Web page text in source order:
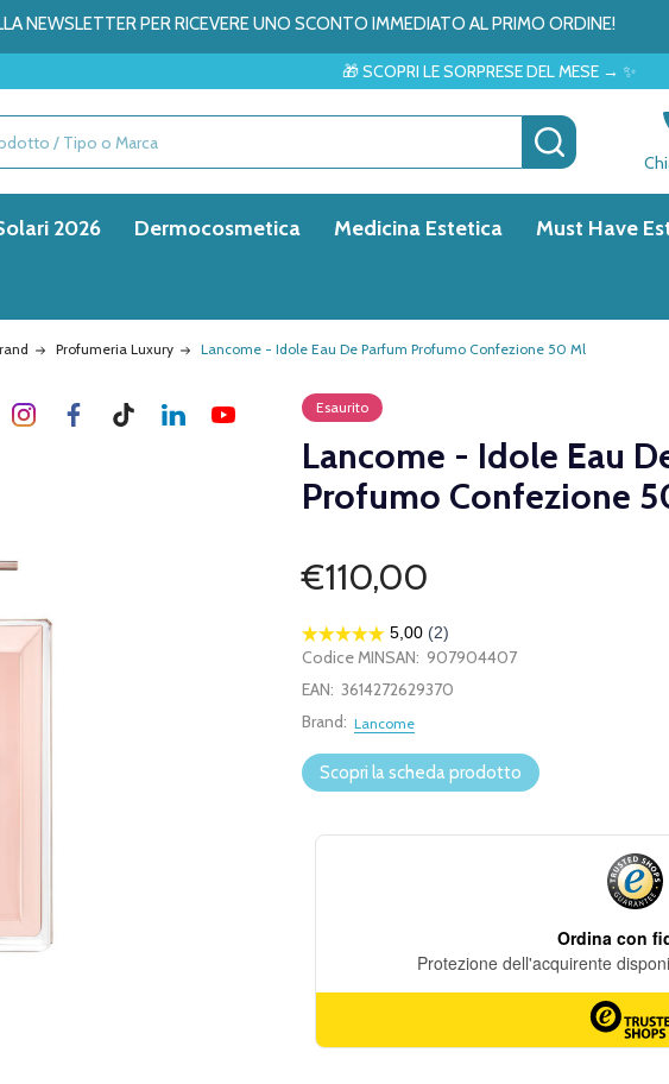
NEWSLETTER PER RICEVERE UNO SCONTO IMMEDIATO AL PRIMO ORDINE!
🎁 SCOPRI LE SORPRESE DEL MESE → ✨
CERCA
2026 Dermocosmetica Medicina Estetica Must Have
Profumeria Luxury Lancome - Idole Eau De Parfum Profumo Confezione 50 Ml
Esaurito
Lancome - Idole Eau
Profumo Confezione
€110,00
Codice MINSAN: 907904407
EAN: 3614272629370
Brand: Lancome
Scopri la scheda prodotto